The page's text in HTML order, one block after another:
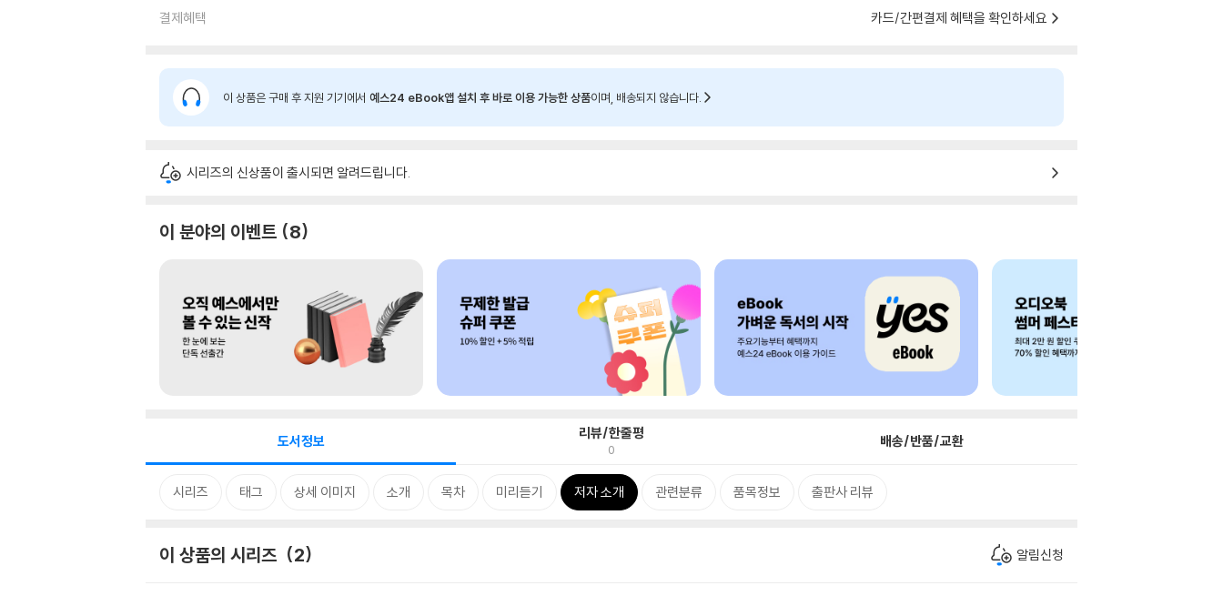
결제혜택 카드/간편결제 혜택을 확인하세요
이 상품은 구매 후 지원 기기에서 예스24 eBook앱 설치 후 바로 이용 가능한 상품이며, 배송되지 않습니다.
시리즈의 신상품이 출시되면 알려드립니다.
이 분야의 이벤트 8
도서정보 리뷰/한줄평
0 배송/반품/교환
시리즈 태그 상세 이미지 소개 목차 미리듣기 저자 소개 관련분류 품목정보 출판사 리뷰
이 상품의 시리즈 2 알림신청